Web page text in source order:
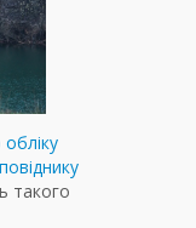
такого